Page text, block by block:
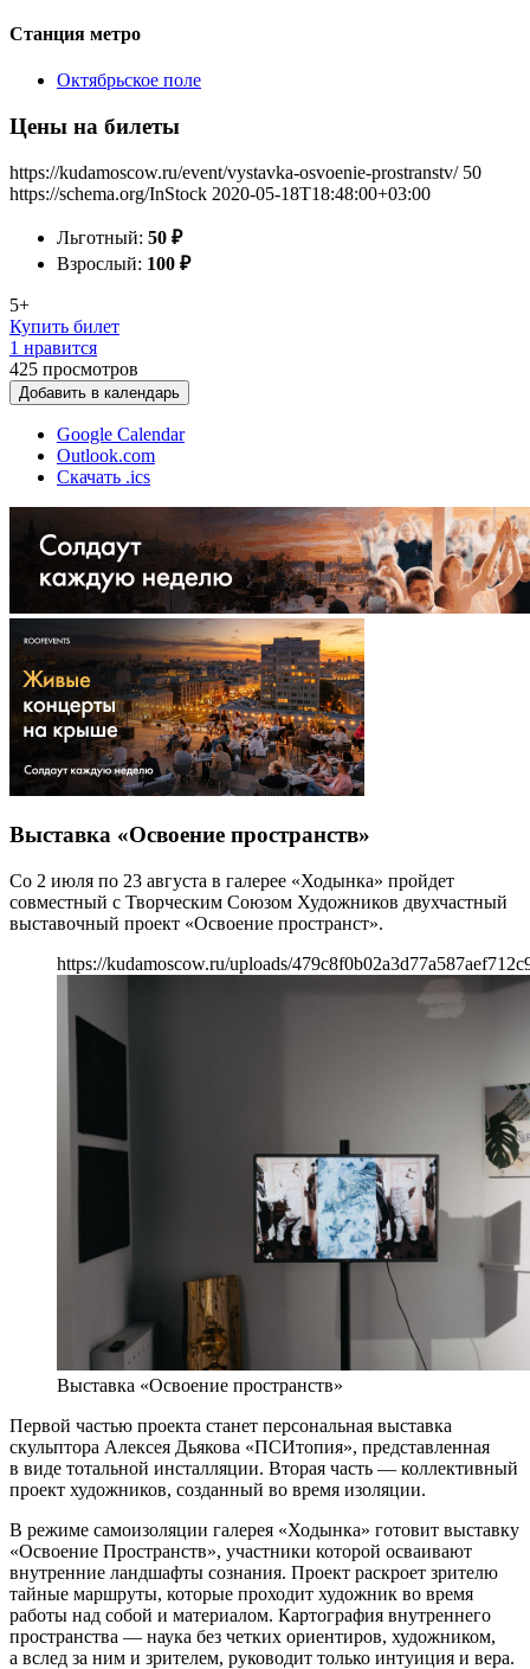
Станция метро
Октябрьское поле
Цены на билеты
https://kudamoscow.ru/event/vystavka-osvoenie-prostranstv/ 50
https://schema.org/InStock 2020-05-18T18:48:00+03:00
Льготный: 50 ₽
Взрослый: 100 ₽
5+
Купить билет
1 нравится
425 просмотров
Добавить в календарь
Google Calendar
Outlook.com
Скачать .ics
Выставка «Освоение пространств»
Со 2 июля по 23 августа в галерее «Ходынка» пройдет
совместный с Творческим Союзом Художников двухчастный
выставочный проект «Освоение пространст».
https://kudamoscow.ru/uploads/
Выставка «Освоение пространств»
Первой частью проекта станет персональная выставка
скульптора Алексея Дьякова «ПСИтопия», представленная
в виде тотальной инсталляции. Вторая часть — коллективный
проект художников, созданный во время изоляции.
В режиме самоизоляции галерея «Ходынка» готовит выставку
«Освоение Пространств», участники которой осваивают
внутренние ландшафты сознания. Проект раскроет зрителю
тайные маршруты, которые проходит художник во время
работы над собой и материалом. Картография внутреннего
пространства — наука без четких ориентиров, художником,
а вслед за ним и зрителем, руководит только интуиция и вера.